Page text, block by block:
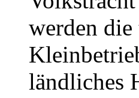
werden
ländliches